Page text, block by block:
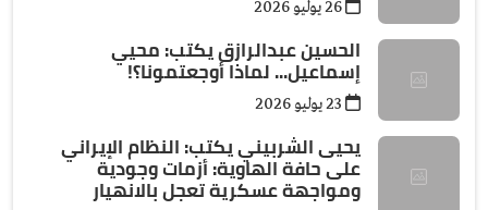
الحسين عبدالرازق يكتب: محيي
إسماعيل... لماذا أوجعتمونا؟!
يحيى الشربيني يكتب: النظام الإيراني
على حافة الهاوية: أزمات وجودية
ومواجهة عسكرية تعجل بالانهيار